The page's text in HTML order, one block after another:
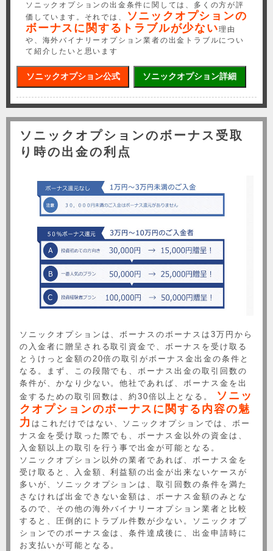
ソニックオプションの出金条件に関しては、多くの方が評
価しています。それでは、
ソニックオプションの
ボーナスに関するトラブルが少ない理由
や、海外バイナリーオプション業者の出金トラブルについ
て紹介したいと思います
ソニックオプション公式 ソニックオプション詳細
ソニックオプションのボーナス受取
り時の出金の利点
ソニックオプションは、ボーナスのボーナスは3万円から
の入金者に贈呈される取引資金で、ボーナスを受け取る
とうけっと金額の20倍の取引がボーナス金出金の条件と
なる。まず、この段階でも、ボーナス出金の取引回数の
条件が、かなり少ない。他社であれば、ボーナス金を出
金するための取引回数は、約30倍以上となる。
ソニッ
クオプションのボーナスに関する内容の魅
力 はこれだけではない、ソニックオプションでは、ボー
ナス金を受け取った際でも、ボーナス金以外の資金は、
入金額以上の取引を行う事で出金が可能となる。
ソニックオプション以外の業者であれば、ボーナス金を
受け取ると、入金額、利益額の出金が出来ないケースが
多いが、ソニックオプションは、取引回数の条件を満た
さなければ出金できない金額は、ボーナス金額のみとな
るので、その他の海外バイナリーオプション業者と比較
すると、圧倒的にトラブル件数が少ない。ソニックオプ
ションでのボーナス金は、条件達成後に、出金申請時に
お支払いが可能となる。